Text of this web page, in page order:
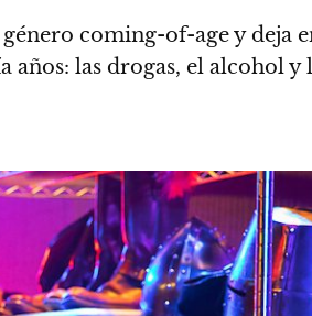
coming-of-age y deja
años: las drogas, el alcohol